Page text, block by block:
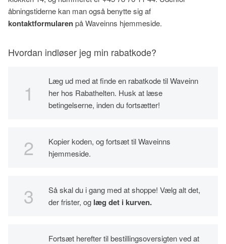
åbningstiderne kan man også benytte sig af
kontaktformularenpå Waveinns hjemmeside.
Hvordan indløser jeg min rabatkode?
Læg ud med at finde en rabatkode til Waveinn
her hos Rabathelten. Husk at læse
betingelserne, inden du fortsætter!
Kopier koden, og fortsæt til Waveinns
hjemmeside.
Så skal du i gang med at shoppe! Vælg alt det,
der frister, og læg det i kurven.
Fortsæt herefter til bestillingsoversigten ved at